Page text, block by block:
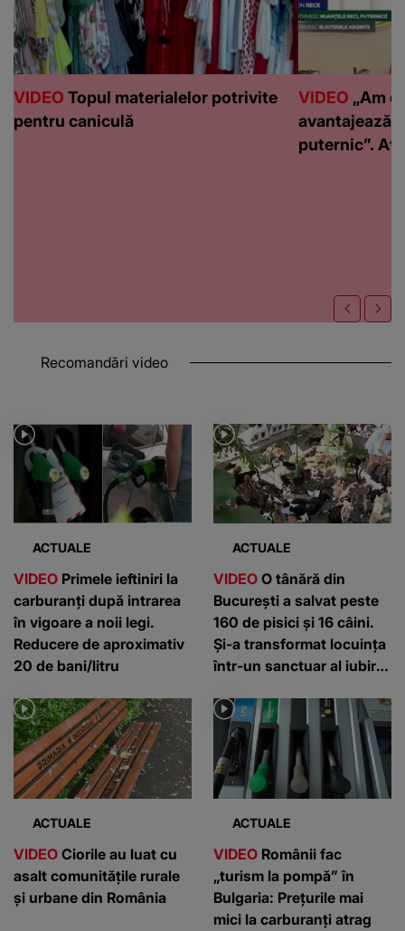
VIDEO Topul materialelor potrivite
pentru caniculă
VIDEO „Am
avantajează
puternic”.
Recomandări video
ACTUALE
VIDEO Primele ieftiniri la
carburanți după intrarea
în vigoare a noii legi.
Reducere de aproximativ
20 de bani/litru
ACTUALE
VIDEO O tânără din
București a salvat peste
160 de pisici și 16 câini.
Și-a transformat locuința
într-un sanctuar al iubirii
ACTUALE
VIDEO Ciorile au luat cu
asalt comunitățile rurale
și urbane din România
ACTUALE
VIDEO Românii fac
„turism la pompă” în
Bulgaria: Prețurile mai
mici la carburanți atrag